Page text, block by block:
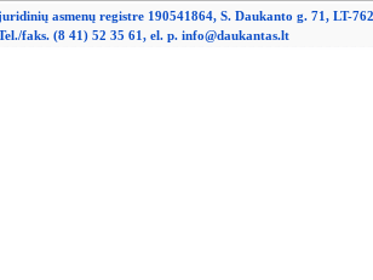
asmenų registre 190541864, S. Daukanto g. 71, LT-
faks. (8 41) 52 35 61, el. p. info@daukantas.lt